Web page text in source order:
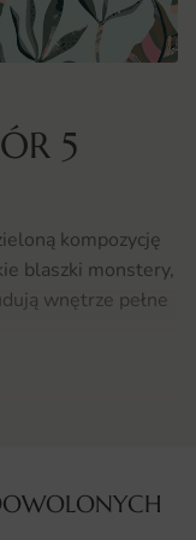
5
kompozycję
blaszki monstery,
wnętrze pełne
loftowych i